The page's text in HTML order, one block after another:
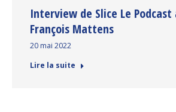
Interview de Slice Le Podcast
François Mattens
20 mai 2022
Lire la suite